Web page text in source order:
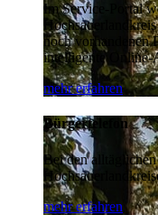
Im Service-Portal
noch vorhandenen
intelligente Online-
mehr erfahren
Bürgertelefon
Bei den
mehr erfahren